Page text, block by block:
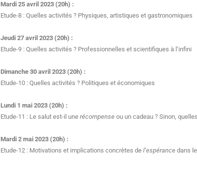
Mardi 25 avril 2023 (20h) :
Etude-8 : Quelles activités ? Physiques, artistiques et gastronomiques
Jeudi 27 avril 2023 (20h) :
Etude-9 : Quelles activités ? Professionnelles et scientifiques à l’infini
Dimanche 30 avril 2023 (20h) :
Etude-10 : Quelles activités ? Politiques et économiques
Lundi 1 mai 2023 (20h) :
Etude-11 : Le salut est-il une récompense ou un cadeau ? Sinon,
Mardi 2 mai 2023 (20h) :
Etude-12 : Motivations et implications concrètes de l’espérance dans